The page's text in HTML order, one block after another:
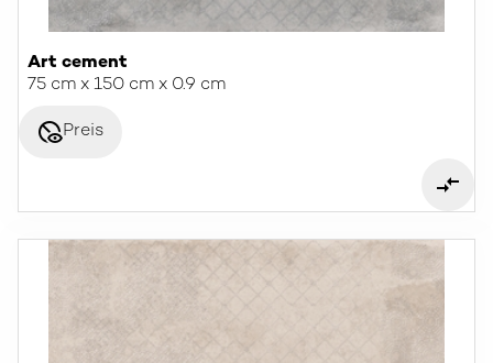
Art cement
75 cm x 150 cm x 0.9 cm
disabled_visiblePreis